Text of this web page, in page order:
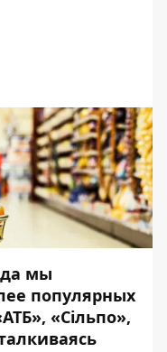
мы
популярных
«Сiльпо»,